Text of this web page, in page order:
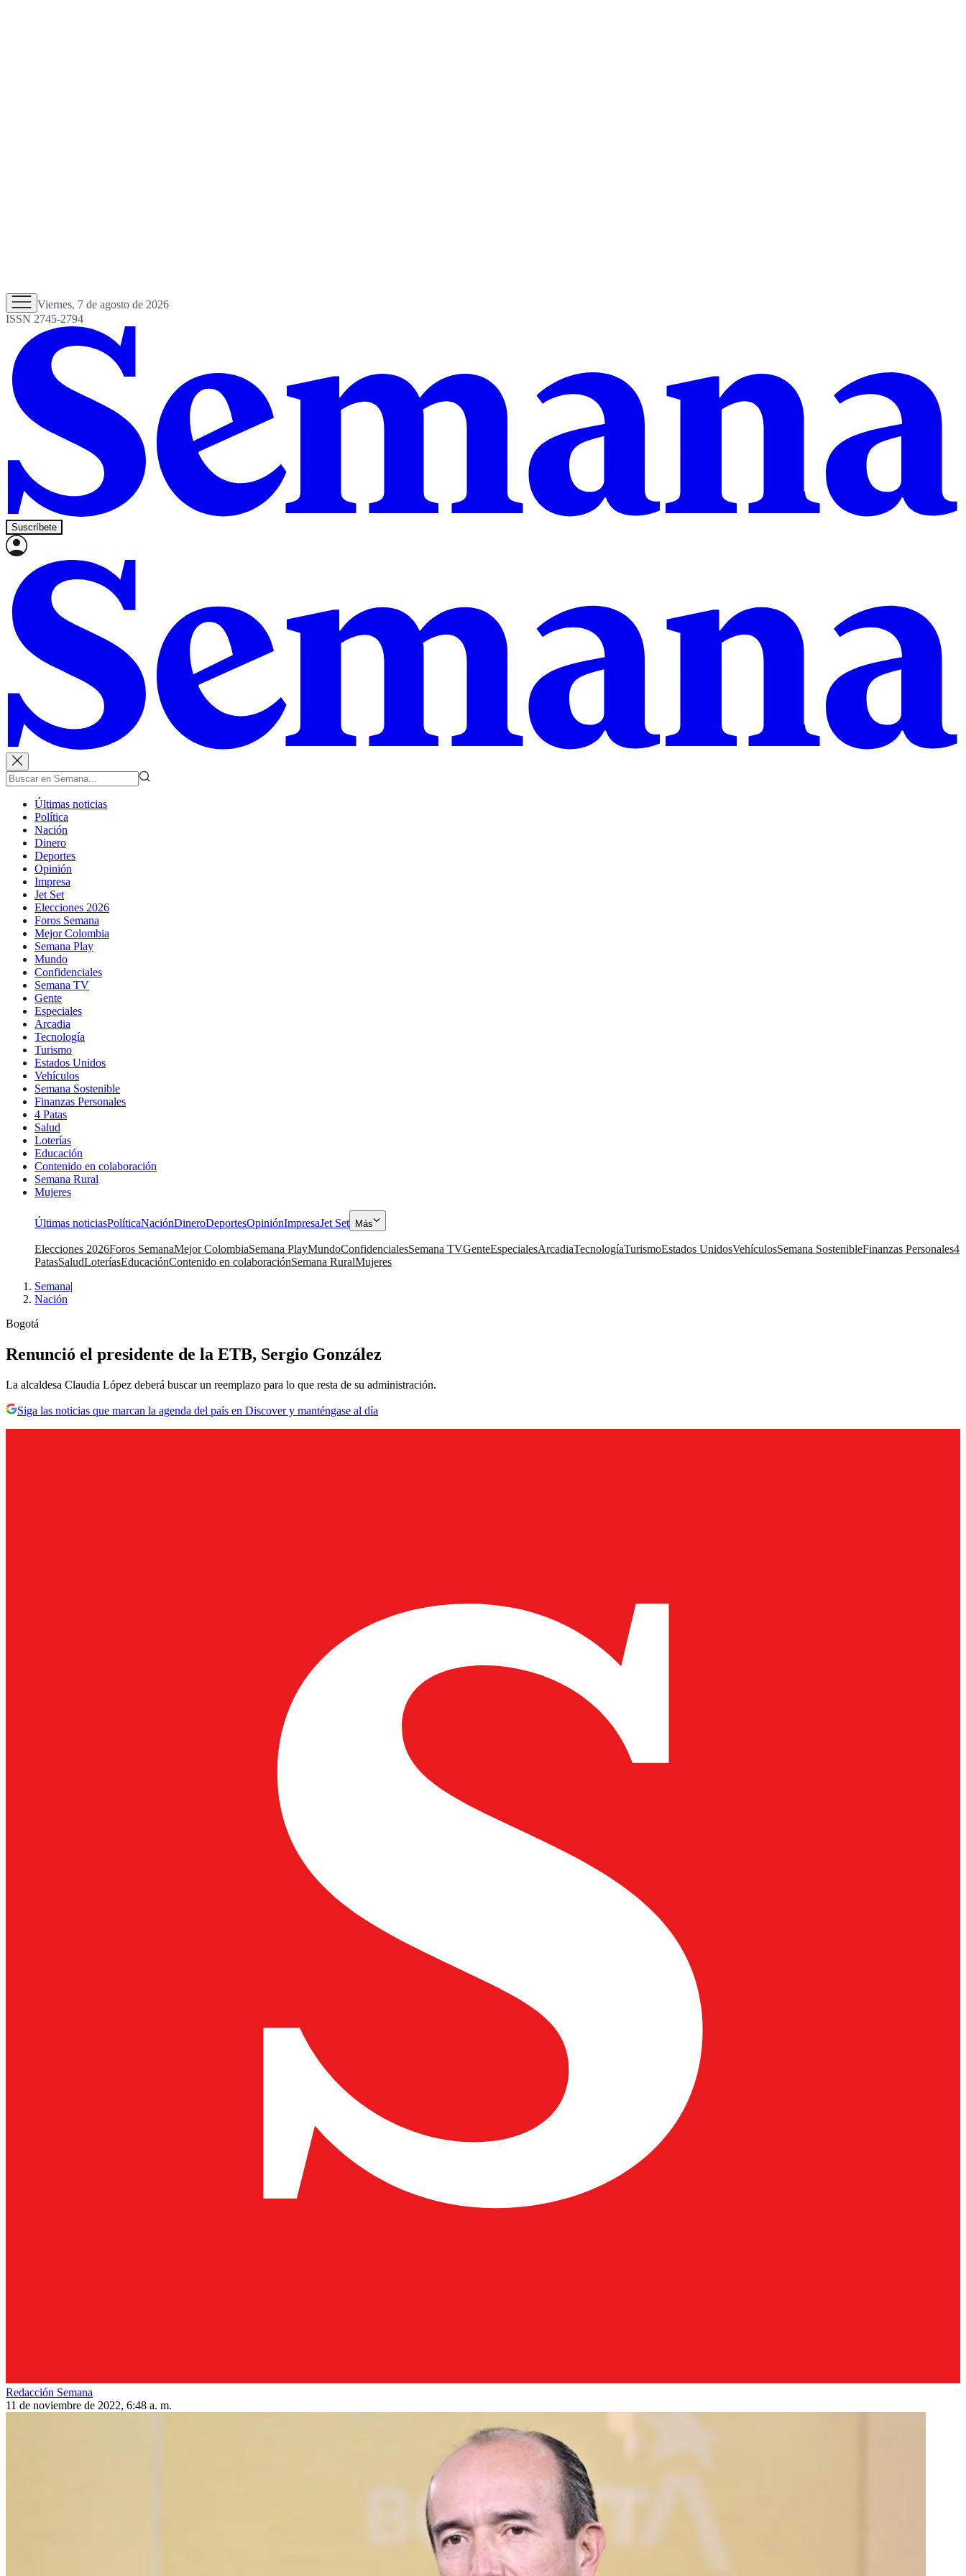
Viernes, 7 de agosto de 2026
ISSN 2745-2794
Suscríbete
Últimas noticias
Política
Nación
Dinero
Deportes
Opinión
Impresa
Jet Set
Elecciones 2026
Foros Semana
Mejor Colombia
Semana Play
Mundo
Confidenciales
Semana TV
Gente
Especiales
Arcadia
Tecnología
Turismo
Estados Unidos
Vehículos
Semana Sostenible
Finanzas Personales
4 Patas
Salud
Loterías
Educación
Contenido en colaboración
Semana Rural
Mujeres
Últimas noticiasPolíticaNaciónDineroDeportesOpiniónImpresaJet Set Más
Elecciones 2026Foros SemanaMejor ColombiaSemana PlayMundoConfidencialesSemana TVGenteEspecialesArcadiaTecnologíaTurismoEstados UnidosVehículosSemana SostenibleFinanzas Personales4
PatasSaludLoteríasEducaciónContenido en colaboraciónSemana RuralMujeres
Semana|
Nación
Bogotá
Renunció el presidente de la ETB, Sergio González
La alcaldesa Claudia López deberá buscar un reemplazo para lo que resta de su administración.
Siga las noticias que marcan la agenda del país en Discover y manténgase al día
Redacción Semana
11 de noviembre de 2022, 6:48 a. m.